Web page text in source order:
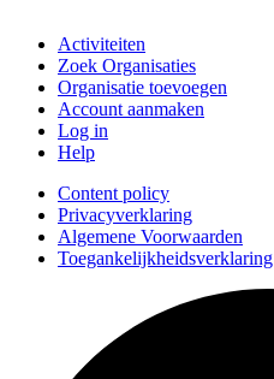
Activiteiten
Zoek Organisaties
Organisatie toevoegen
Account aanmaken
Log in
Help
Content policy
Privacyverklaring
Algemene Voorwaarden
Toegankelijkheidsverklaring